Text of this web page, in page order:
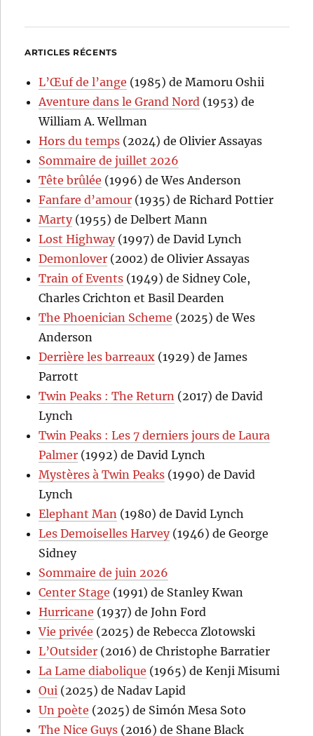
ARTICLES RÉCENTS
L’Œuf de l’ange (1985) de Mamoru Oshii
Aventure dans le Grand Nord (1953) de
William A. Wellman
Hors du temps (2024) de Olivier Assayas
Sommaire de juillet 2026
Tête brûlée (1996) de Wes Anderson
Fanfare d’amour (1935) de Richard Pottier
Marty(1955) de Delbert Mann
Lost Highway(1997) de David Lynch
Demonlover (2002) de Olivier Assayas
Train of Events (1949) de Sidney Cole,
Charles Crichton et Basil Dearden
The Phoenician Scheme (2025) de Wes
Anderson
Derrière les barreaux (1929) de James
Parrott
Twin Peaks : The Return (2017) de David
Lynch
Twin Peaks : Les 7 derniers jours de Laura
Palmer (1992) de David Lynch
Mystères à Twin Peaks (1990) de David
Lynch
Elephant Man (1980) de David Lynch
Les Demoiselles Harvey(1946) de George
Sidney
Sommaire de juin 2026
Center Stage (1991) de Stanley Kwan
Hurricane (1937) de John Ford
Vie privée (2025) de Rebecca Zlotowski
L’Outsider (2016) de Christophe Barratier
La Lame diabolique (1965) de Kenji Misumi
Oui (2025) de Nadav Lapid
Un poète (2025) de Simón Mesa Soto
The Nice Guys (2016) de Shane Black